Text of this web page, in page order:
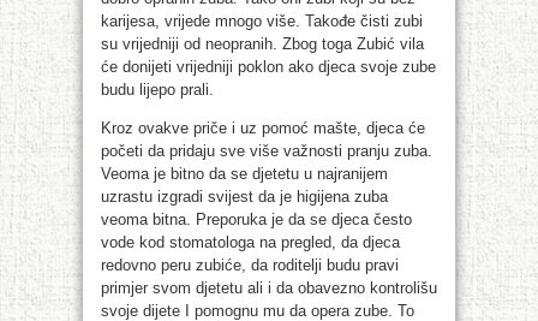
karijesa, vrijede mnogo više. Takođe čisti zubi
su vrijedniji od neopranih. Zbog toga Zubić vila
će donijeti vrijedniji poklon ako djeca svoje zube
budu lijepo prali.
Kroz ovakve priče i uz pomoć mašte, djeca će
početi da pridaju sve više važnosti pranju zuba.
Veoma je bitno da se djetetu u najranijem
uzrastu izgradi svijest da je higijena zuba
veoma bitna. Preporuka je da se djeca često
vode kod stomatologa na pregled, da djeca
redovno peru zubiće, da roditelji budu pravi
primjer svom djetetu ali i da obavezno kontrolišu
svoje dijete I pomognu mu da opera zube. To